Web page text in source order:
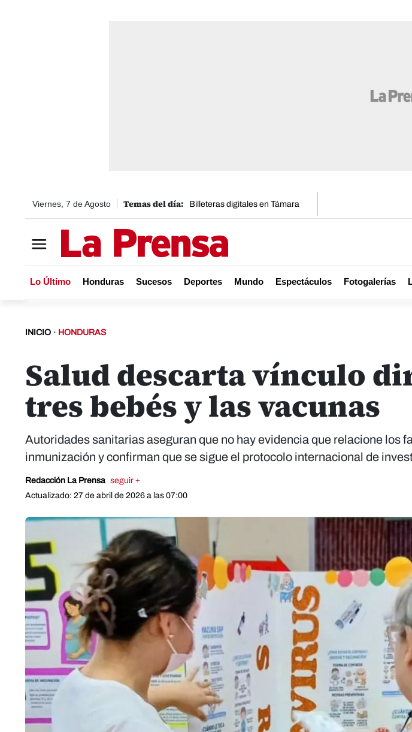
Viernes, 7 de Agosto Billeteras digitales en Támara
Lo Último Honduras Sucesos Deportes Mundo Espectáculos Fotogalerías
INICIO · HONDURAS
Salud descarta vínculo
tres bebés y las vacunas
Autoridades sanitarias aseguran que no hay evidencia que relacione los
inmunización y confirman que se sigue el protocolo internacional de
Redacción La Prensa seguir +
Actualizado: 27 de abril de 2026 a las 07:00